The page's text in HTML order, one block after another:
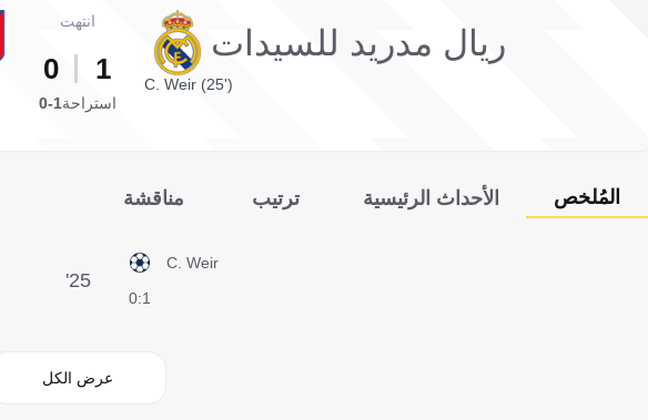
ريال مدريد للسيدات
C. Weir (25')
انتهت
1
0
استراحة1-0
المُلخص الأحداث الرئيسية ترتيب مناقشة
1:0
C. Weir
25'
عرض الكل